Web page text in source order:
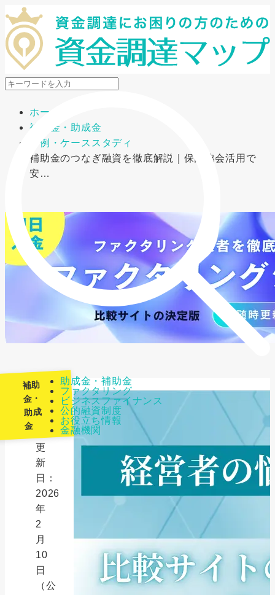
メニューを開閉
助成金・補助金
ファクタリング
ビジネスファイナンス
公的融資制度
お役立ち情報
金融機関
ホーム
補助金・助成金
事例・ケーススタディ
補助金のつなぎ融資を徹底解説｜保証協会活用で
安…
補助
金・
助成
金
最
更
新
日：
2026
年
2
月
10
日
（公